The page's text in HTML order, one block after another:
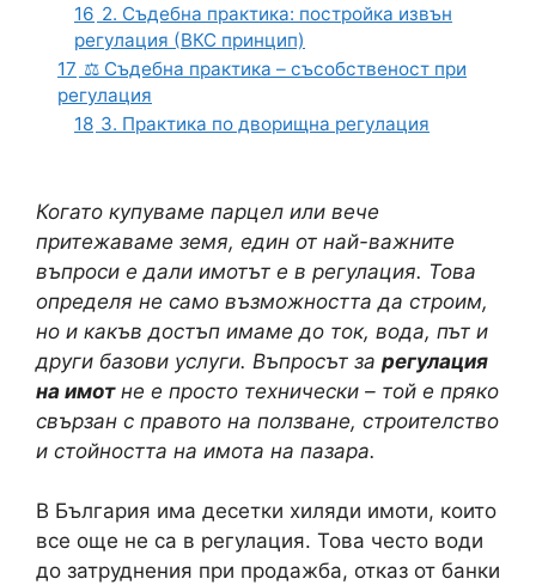
16 2. Съдебна практика: постройка извън
регулация (ВКС принцип)
17 ⚖️ Съдебна практика – съсобственост при
регулация
18 3. Практика по дворищна регулация
Когато купуваме парцел или вече
притежаваме земя, един от най-важните
въпроси е дали имотът е в регулация. Това
определя не само възможността да строим,
но и какъв достъп имаме до ток, вода, път и
други базови услуги. Въпросът за регулация
на имотне е просто технически – той е пряко
свързан с правото на ползване, строителство
и стойността на имота на пазара.
В България има десетки хиляди имоти, които
все още не са в регулация. Това често води
до затруднения при продажба, отказ от банки